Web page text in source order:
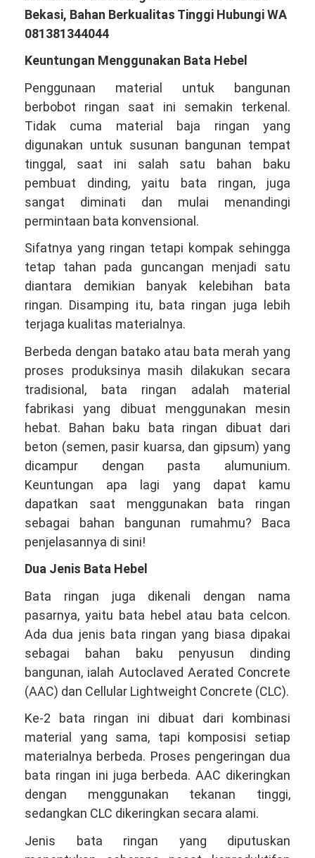
Bekasi, Bahan Berkualitas Tinggi Hubungi WA
081381344044
Keuntungan Menggunakan Bata Hebel
Penggunaan material untuk bangunan
berbobot ringan saat ini semakin terkenal.
Tidak cuma material baja ringan yang
digunakan untuk susunan bangunan tempat
tinggal, saat ini salah satu bahan baku
pembuat dinding, yaitu bata ringan, juga
sangat diminati dan mulai menandingi
permintaan bata konvensional.
Sifatnya yang ringan tetapi kompak sehingga
tetap tahan pada guncangan menjadi satu
diantara demikian banyak kelebihan bata
ringan. Disamping itu, bata ringan juga lebih
terjaga kualitas materialnya.
Berbeda dengan batako atau bata merah yang
proses produksinya masih dilakukan secara
tradisional, bata ringan adalah material
fabrikasi yang dibuat menggunakan mesin
hebat. Bahan baku bata ringan dibuat dari
beton (semen, pasir kuarsa, dan gipsum) yang
dicampur dengan pasta alumunium.
Keuntungan apa lagi yang dapat kamu
dapatkan saat menggunakan bata ringan
sebagai bahan bangunan rumahmu? Baca
penjelasannya di sini!
Dua Jenis Bata Hebel
Bata ringan juga dikenali dengan nama
pasarnya, yaitu bata hebel atau bata celcon.
Ada dua jenis bata ringan yang biasa dipakai
sebagai bahan baku penyusun dinding
bangunan, ialah Autoclaved Aerated Concrete
(AAC) dan Cellular Lightweight Concrete (CLC).
Ke-2 bata ringan ini dibuat dari kombinasi
material yang sama, tapi komposisi setiap
materialnya berbeda. Proses pengeringan dua
bata ringan ini juga berbeda. AAC dikeringkan
dengan menggunakan tekanan tinggi,
sedangkan CLC dikeringkan secara alami.
Jenis bata ringan yang diputuskan